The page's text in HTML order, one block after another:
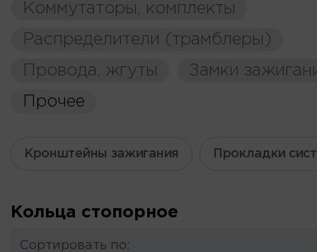
Коммутаторы, комплекты
Распределители (трамблеры)
Провода, жгуты
Замки
Прочее
Кронштейны зажигания Прокладки
Кольца стопорное
Сортировать по: